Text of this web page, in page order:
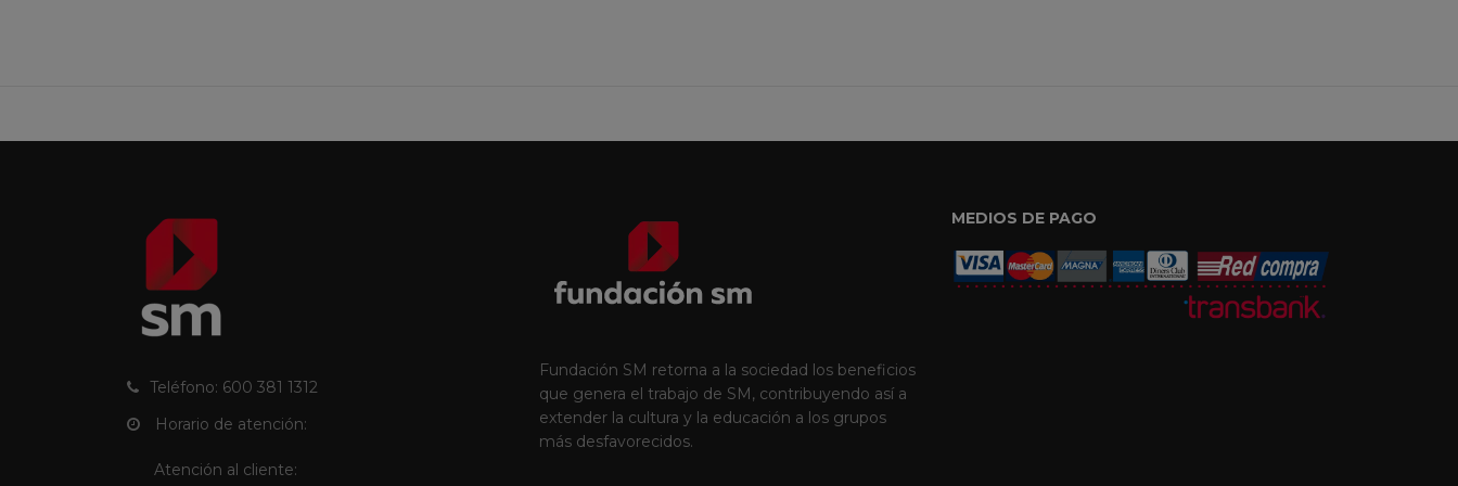
Teléfono: 600 381 1312
Horario de atención:
Atención al cliente:
Fundación SM retorna a la sociedad los beneficios
que genera el trabajo de SM, contribuyendo así a
extender la cultura y la educación a los grupos
más desfavorecidos.
MEDIOS DE PAGO